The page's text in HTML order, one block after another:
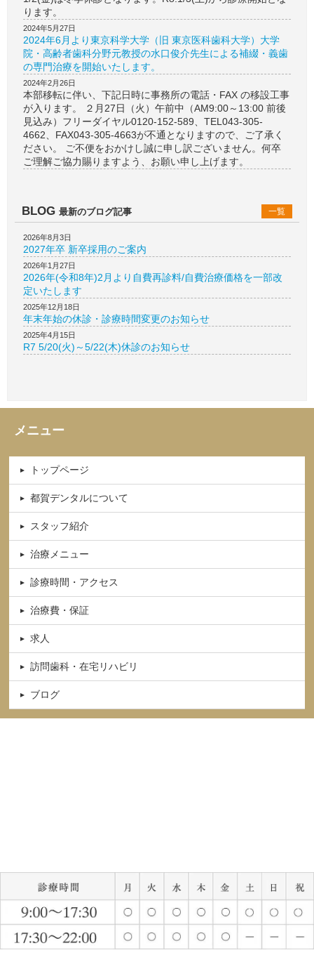
ります。
2024年5月27日
2024年6月より東京科学大学（旧 東京医科歯科大学）大学
院・高齢者歯科分野元教授の水口俊介先生による補綴・義歯
の専門治療を開始いたします。
2024年2月26日
本部移転に伴い、下記日時に事務所の電話・FAX の移設工事
が入ります。 ２月27日（火）午前中（AM9:00～13:00 前後
見込み）フリーダイヤル0120-152-589、TEL043-305-
4662、FAX043-305-4663が不通となりますので、ご了承く
ださい。 ご不便をおかけし誠に申し訳ございません。何卒
ご理解ご協力賜りますよう、お願い申し上げます。
BLOG 最新のブログ記事 一覧
2026年8月3日
2027年卒 新卒採用のご案内
2026年1月27日
2026年(令和8年)2月より自費再診料/自費治療価格を一部改
定いたします
2025年12月18日
年末年始の休診・診療時間変更のお知らせ
2025年4月15日
R7 5/20(火)～5/22(木)休診のお知らせ
メニュー
トップページ
都賀デンタルについて
スタッフ紹介
治療メニュー
診療時間・アクセス
治療費・保証
求人
訪問歯科・在宅リハビリ
ブログ